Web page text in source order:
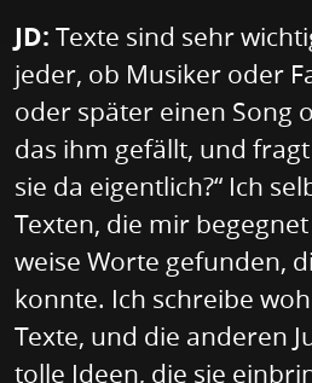
JD: Texte sind sehr
jeder, ob Musiker oder
oder später einen Song
das ihm gefällt, und fragt
sie da eigentlich?“ Ich
Texten, die mir
weise Worte gefunden,
konnte. Ich schreibe
Texte, und die anderen
tolle Ideen, die sie